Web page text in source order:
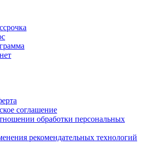
соглашение
обработки персональных
рекомендательных технологий